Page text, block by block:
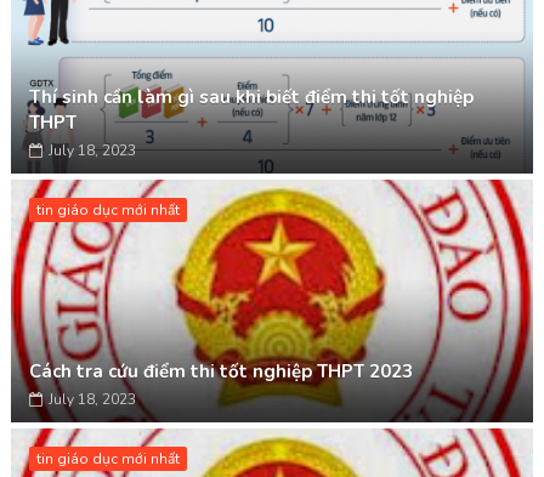
Thí sinh cần làm gì sau khi biết điểm thi tốt nghiệp
THPT
July 18, 2023
tin giáo dục mới nhất
Cách tra cứu điểm thi tốt nghiệp THPT 2023
July 18, 2023
tin giáo dục mới nhất